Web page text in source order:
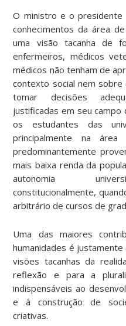
O ministro e o presidente
conhecimentos da área
uma visão tacanha de
enfermeiros, médicos
médicos não tenham de
contexto social nem
tomar decisões
justificadas em seu campo
os estudantes das
principalmente na área
predominantemente
mais baixa renda da
autonomia
constitucionalmente,
arbitrário de cursos de
Uma das maiores
humanidades é
visões tacanhas da
reflexão e para a
indispensáveis ao
e à construção de
criativas.